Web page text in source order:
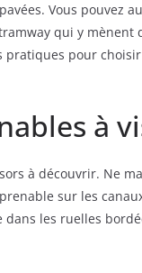
Vous pouvez
qui y
pratiques pour
à
à découvrir. Ne
sur les
les ruelles